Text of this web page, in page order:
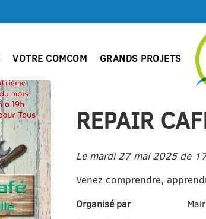
VOTRE COMCOM GRANDS PROJETS
REPAIR
Le mardi 27 mai 2025 de
Venez comprendre,
Organisé par